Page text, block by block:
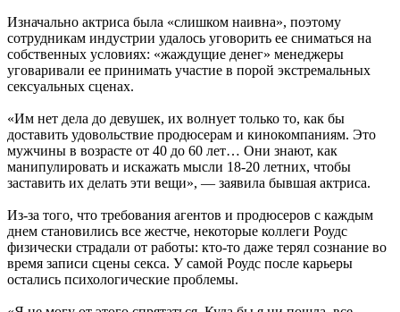
Изначально актриса была «слишком наивна», поэтому
сотрудникам индустрии удалось уговорить ее сниматься на
собственных условиях: «жаждущие денег» менеджеры
уговаривали ее принимать участие в порой экстремальных
сексуальных сценах.
«Им нет дела до девушек, их волнует только то, как бы
доставить удовольствие продюсерам и кинокомпаниям. Это
мужчины в возрасте от 40 до 60 лет… Они знают, как
манипулировать и искажать мысли 18-20 летних, чтобы
заставить их делать эти вещи», — заявила бывшая актриса.
Из-за того, что требования агентов и продюсеров с каждым
днем становились все жестче, некоторые коллеги Роудс
физически страдали от работы: кто-то даже терял сознание во
время записи сцены секса. У самой Роудс после карьеры
остались психологические проблемы.